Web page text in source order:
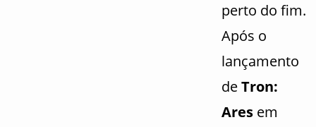
perto do fim.
Após o
lançamento
deTron:
Aresem